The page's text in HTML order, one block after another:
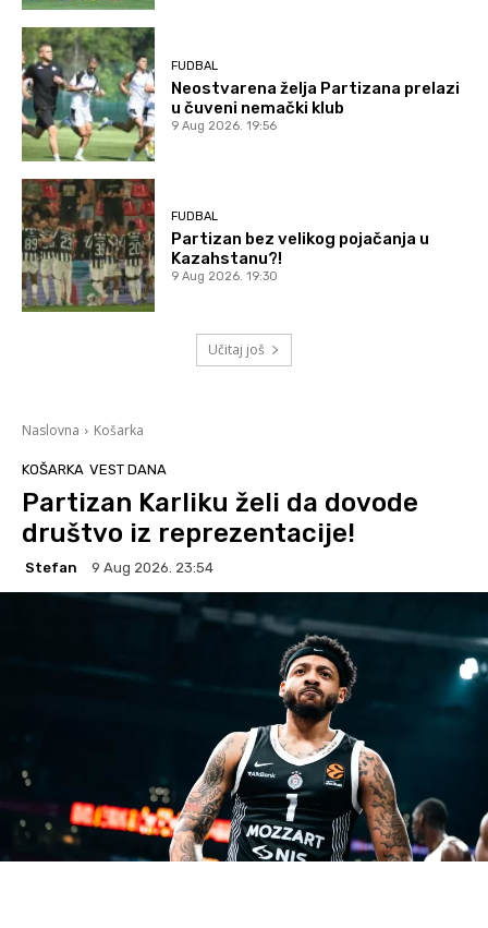
FUDBAL
Neostvarena želja Partizana prelazi
u čuveni nemački klub
9 Aug 2026. 19:56
FUDBAL
Partizan bez velikog pojačanja u
Kazahstanu?!
9 Aug 2026. 19:30
Učitaj još